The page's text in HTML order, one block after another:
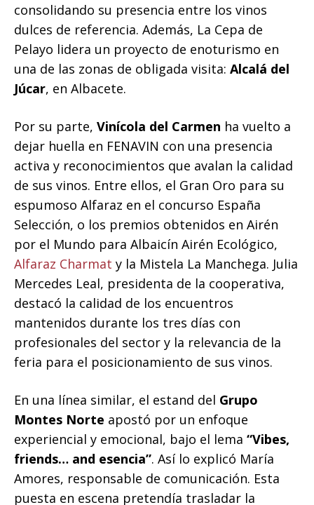
consolidando su presencia entre los vinos
dulces de referencia. Además, La Cepa de
Pelayo lidera un proyecto de enoturismo en
una de las zonas de obligada visita: Alcalá del
Júcar, en Albacete.
Por su parte, Vinícola del Carmen ha vuelto a
dejar huella en FENAVIN con una presencia
activa y reconocimientos que avalan la calidad
de sus vinos. Entre ellos, el Gran Oro para su
espumoso Alfaraz en el concurso España
Selección, o los premios obtenidos en Airén
por el Mundo para Albaicín Airén Ecológico,
Alfaraz Charmat y la Mistela La Manchega. Julia
Mercedes Leal, presidenta de la cooperativa,
destacó la calidad de los encuentros
mantenidos durante los tres días con
profesionales del sector y la relevancia de la
feria para el posicionamiento de sus vinos.
En una línea similar, el estand del Grupo
Montes Norte apostó por un enfoque
experiencial y emocional, bajo el lema “Vibes,
friends… and esencia”. Así lo explicó María
Amores, responsable de comunicación. Esta
puesta en escena pretendía trasladar la